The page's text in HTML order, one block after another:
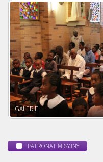
POWOŁANIE MISYJNE
PATRONAT MISYJNY